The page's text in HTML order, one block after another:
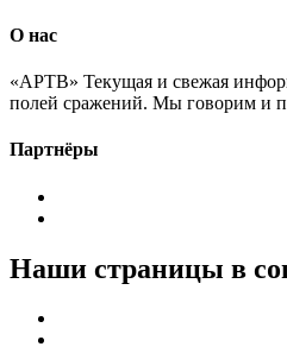
О нас
«АРТВ» Текущая и свежая
полей сражений. Мы говорим и
Партнёры
Наши страницы в